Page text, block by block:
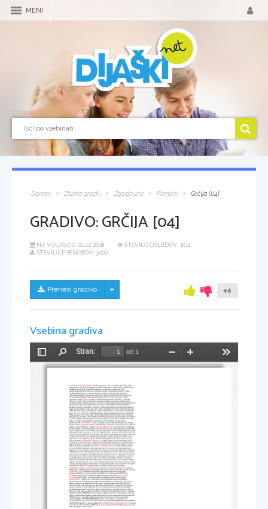
MENI
Domov Zbirka gradiv Zgodovina Plonkci Grčija [04]
GRADIVO:GRČIJA [04]
NA VOLJO OD: 21.12.2018
ŠTEVILO OGLEDOV: 1611
ŠTEVILO PRENOSOV: 3200
Prenesi gradivo Skrij/prikaži meni +4
Vsebina gradiva
Preklopi
stransko
Stran:
od 1
Pomanjšaj
VELIKA KOLONIZACIJA:-to je obdobje med 8-6 st. pr. Kr., imenujemo ga obdobje druge
kolonizacije, so po vsem Sredozemlju in črnem morju.Vzroki so prebivalstvo se močno poveča,
pomakanje hrane, pride do političnih nasprotij, to je obdobje ko trgovina vse bolj
narašča.Najpomembnejše kolonije so Sirakuze (Sicilija), Tarent-Kime-Neapolis (J Italije),
Masilija (J Francija).Grki so kolonizirali Italijo, Sicilijo in tudi del Španije.Obalam na
Apeninskem polotoku so nadeli ime velika Grčija zaradi številnih kolonij.Ob Črnem morju
nastane preko 90 kolonij, najsevernejša kolonija je Tanais, Črno morje je bilo za Grke
gostoljubno morje. SPARTA:-nastala na polotoku Peloponezu leta 900 pr.Kr., v pokrajini
Lakoniji, ob reki Evrotas.Na čelu države sta bila dva kralja, ki sta državo vodila skupaj in
enakopravno.Njuno oblast je nadzoroval svet Eforov. Poleg kralja je obstajal tudi svet starešin ali
geruzija, ki je ripravljal predloge zakonov, članstvo je bilo dosmrtno.Obstaja tudi ljudska
skupščina ali apela, o predlogih so odločali z vzkliki.Sestav družbe je taka Spartiati(predstavlja
majhen del prebivalstva, vzgajali so jih za vojake), Perioiki(so bili osebno svobodni ljudje, brez
političnih pravic, lahko so jih poklicali v vojsko), Heloti(osebno so nesvobodni, brez političnih
pravic, lov na helote)ATENE :-lega polotok atika, najpomembnejša dejavnost pa je poljedelstvo,
živinoreja, trgovina.V 7st. plemstvo odstavi kralja in nastavi 9 arhontov.Nov način vladanja je
prinesel krizo, ki se kaže v prezadolženosti kmečkega prebivalstva, prvi človek ki je reševal krizo
je bil Drakon(krute kazni).Solon je sprejel nekatere ukrepe, prepovedal je zasužnjevanje zaradi
dolgov , vračal svobodo zasužnjenim dolžnikom, določil je koliko ima posameznik
posesti.VSEHELENSKA IDEJA: -Grki se zavedajo da so povezani med seboj, to so podpirale
institucije kot so vera, pisava in jezik, olimpijske igre v čast Zevsu, Grke povezovala epa Iliada in
Odiseja, na oi so sodelovali le moški.PELOPONEŠKE VOJNE: -Perzija je nastala z združitvijo
Perzije in Menije, V mali aziji naleti na majhne polise, ki so ob obalah egejskega morja.Središče
je bilo v mestu Sarde.Grško Perzijske vojne, prva bitka je bila na maratonskem polju, kjer so Grki
premagali Perzijce, po porazu so se Perzijci umaknili domov.2 poskus osvojitve Grčije je bil 480
pr.Kr., Perzijce je vodil Kserkses.Odločilna je bila bitka pri Termopilah, kjer je grška vojska bila
poražena zaradi izdajstva, pri salamini so Grki zmagali z zvijačo. Perzijci se umaknejo in se
pripravljajo na nov napad, ki je bil pri Platajah. Bitko zgubijo Perzijci.Po teh vojnah se začne
zlata doba Aten.ATENSKA DEMOKRACIJA: -državni organi v atenski demokraciji so bili
Areopag, ki je zastopal plemstvo, najvišji organ je zastopala skupščina, ki je sprejemala zakone o
glasovanju. Potem je bilo tudi svet 500-ih ki je predlagal sklepe v potrditev skupščine.Izvršno
oblast v Atenah so predstavljali Arhonti. PELOPONEŠKE VOJNE : -Deltsko atiška pomorska
zveza je zadrževala predvsem grške pomorske polis.K razcvetu Aten je pripomogla skupna
blagajna, ki je bila spravljena v Atenah.Povodi za vojno so bili spori med trgovskima velesilama
Korintom in Atenami, Atene pridobijo nadzor nad Korintskim zalivom s čimer jim onemogočijo
trgovino.Vojna je potekala v treh delih in sicer prvi del leta 431 do 421, drugi del od 415 do 413
in zadnji del  do leta 404.V prvem delu je Šparta napadla Atene, ki so se ubranili saj so bili na
napad pripravljeni in so se skrili za veliki zid. Potem je sledil nikijev mir.Nato so se Atene
vmešale v spor med sirakuzami in leotina.Atenci so ostali brez vodje, ker je bil poklican domov,
ampak ni šel domov temveč v Sparto da bi skupaj premagali Atene.Leta 404 so Spartanci naleteli
na veliko atenskega ladjevja brez posadke, ki so ga seveda napadli, zato so morali Atenci podreti
zid, obdržali so lahko le 12 ladjevij, razpustiti so morali altiško zvezo inse vpisati v
peloponeško.ATENSKA DEMOKRACIJA:- sistem je reformiral Efialat,plemstvo je izgubilo
oblast(organi-AREOPAG-plemstvo,SKUPŠČINA-moški,50 mož iz vsake FILE,sodišče.strategi)
GRŠKA KULTURA(POEZIJA-homer,iliada,odiseja,DRAMATIKA-sofokles,grška
gledališča,KIPARSTVO-miron,poliktet,SLIKARSTVO-polignot,apel,ZGODOVINA-
herodot,tukidid,polobij,FILOZOFIJA-pitagora,sokrat,platon,aristotel) ZLATA DOBA
ATEN:5.st-pr.kr.,vodilna v de-at zvezi,gradijo vse mogoče saj imajo veliko denarja
MAKEDONIJA : -ležala je na S Grčije.Grki niso šteli makedonce kot grke ampak kot
barbare.Sredi 4.st. je makedonija zavladala s kraljem Filipom ll. na čelu.Filip je za glavni cilj
zastavil osvojitev vseh grških dežel.Proti Filipu so se zarotili grške države pod vodstvom
Aten.Leta 338 je Filip premagal svoje nasprotnike pri Harionej.Leta 336 je bil Filip umorjen in
tako ga je nasledil svoj sin Aleksander, ki se je takoj podal na osvajanja Do prvega večjega
spopada med Makedonci in Perzijci je prišlo v bitki pri Graniku, naslednja bitka pa je bila pri
Issu, kjer so bili perzijci poraženi. RIM-Italija je bila pred vzponom Rima poseljena z različnimi
ljudstvi(S-etruščani,SREDINA-latinska plemena,J-grki),glavn vpliv so imeli grki saj so prevzeli
njihovo kultuto in pisavo(alfabet->latinica),legenda pravi,da sta rim ustanovila dvojčka ROMUL
IN REM,ki ga je romul ubil(včasih so bili pojedelci in živinorejci v rodovno plemenski
skupnosti(plemstvo-PATRICIJI,PLEBEJCI-revni)na čelu je bil oče, le patriciji so bili
enakopravni državljani, poroka med sloji ni bila mogoča,oblast(MONARH,SENAT,PLEBEJSKA
SKUPNOST)509.pr.kr je postala republika,)BOJ PLEBEJCEV ZA ENAKOPRAVNOST(najprej
v 5.st.pr.kr so imeli dva tribuna-VETA,nato sestava zakonika-zbornik 12 plošč,,3.st.pr.kr pa se že
lahko potegujejo za vstop v senat)